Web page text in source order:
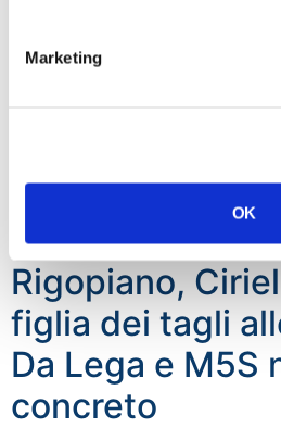
Marketing
OK
Domani, sabato 18 gennaio, in
anniversario del sacrificio di
“Primavera di Praga, Fratelli
(piazza San Carlo-San Babila)
anticomunista’. La
Rigopiano,
figlia dei tagli
Da Lega e M5S
concreto